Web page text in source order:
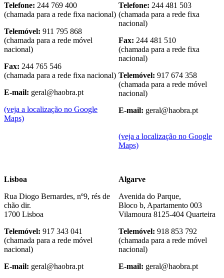
Telefone: 244 769 400
(chamada para a rede fixa nacional)
Telemóvel: 911 795 868
(chamada para a rede móvel
nacional)
Fax: 244 765 546
(chamada para a rede fixa nacional)
E-mail: geral@haobra.pt
(veja a localização no Google
Maps)
Telefone: 244 481 503
(chamada para a rede fixa
nacional)
Fax: 244 481 510
(chamada para a rede fixa
nacional)
Telemóvel: 917 674 358
(chamada para a rede móvel
nacional)
E-mail: geral@haobra.pt
(veja a localização no Google
Maps)
Lisboa
Rua Diogo Bernardes, nº9, rés de
chão dir.
1700 Lisboa
Telemóvel: 917 343 041
(chamada para a rede móvel
nacional)
E-mail: geral@haobra.pt
Algarve
Avenida do Parque,
Bloco b, Apartamento 003
Vilamoura 8125-404 Quarteira
Telemóvel: 918 853 792
(chamada para a rede móvel
nacional)
E-mail: geral@haobra.pt